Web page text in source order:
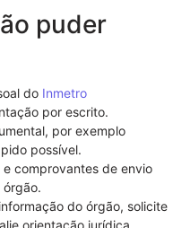
puder
do Inmetro
por escrito.
por exemplo
possível.
comprovantes de envio
órgão.
do órgão, solicite
orientação jurídica.